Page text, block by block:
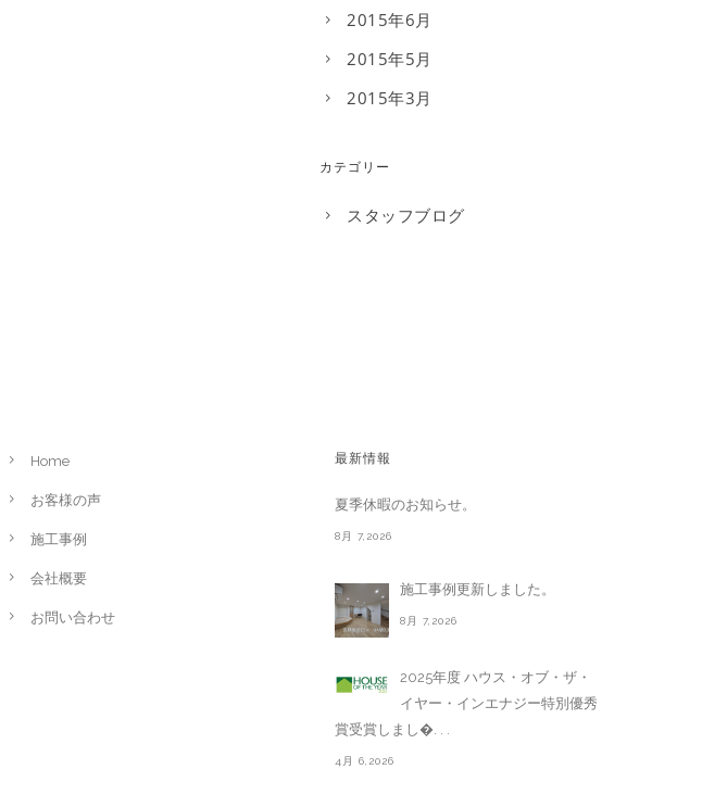
2015年6月
2015年5月
2015年3月
カテゴリー
スタッフブログ
Home
お客様の声
施工事例
会社概要
お問い合わせ
最新情報
夏季休暇のお知らせ。
8月 7,2026
施工事例更新しました。
8月 7,2026
2025年度 ハウス・オブ・ザ・
イヤー・インエナジー特別優秀
賞受賞しまし�. . .
4月 6,2026